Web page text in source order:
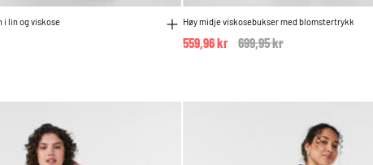
i lin og viskose Høy midje viskosebukser med blomstertrykk
Price reduced from
699,95 kr
559,96 kr